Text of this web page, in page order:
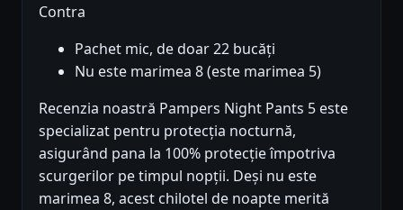
Contra
Pachet mic, de doar 22 bucăți
Nu este marimea 8 (este marimea 5)
Recenzia noastră Pampers Night Pants 5 este
specializat pentru protecția nocturnă,
asigurând pana la 100% protecție împotriva
scurgerilor pe timpul nopții. Deși nu este
marimea 8, acest chilotel de noapte merită